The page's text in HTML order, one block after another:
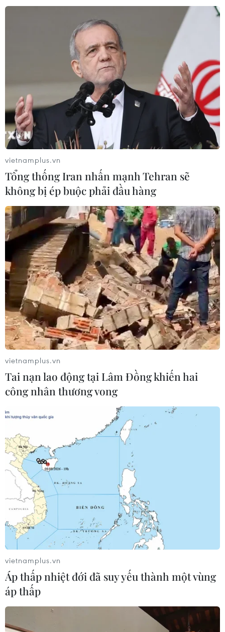
thượng đỉnh liên Triều.
vietnamplus.vn
Tổng thống Iran nhấn mạnh Tehran sẽ
không bị ép buộc phải đầu hàng
vietnamplus.vn
Tai nạn lao động tại Lâm Đồng khiến hai
công nhân thương vong
vietnamplus.vn
Áp thấp nhiệt đới đã suy yếu thành một vùng
áp thấp